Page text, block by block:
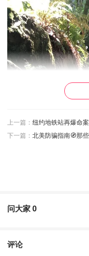
上一篇： 纽约地铁站再爆命
下一篇： 北美防骗指南🧭那
问大家0
评论